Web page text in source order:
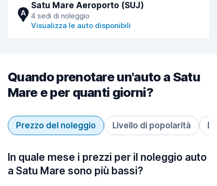
A
Satu Mare Aeroporto (SUJ)
4 sedi di noleggio
Visualizza le auto disponibili
Quando prenotare un'auto a Satu
Mare e per quanti giorni?
Prezzo del noleggio Livello di popolarità
In quale mese i prezzi per il noleggio auto
a Satu Mare sono più bassi?